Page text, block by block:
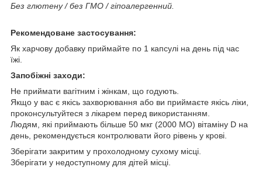
Без глютену / без ГМО / гіпоалергенний.
Рекомендоване застосування:
Як харчову добавку приймайте по 1 капсулі на день під час
їжі.
Запобіжні заходи:
Не приймати вагітним і жінкам, що годують.
Якщо у вас є якісь захворювання або ви приймаєте якісь ліки,
проконсультуйтеся з лікарем перед використанням.
Людям, які приймають більше 50 мкг (2000 МО) вітаміну D на
день, рекомендується контролювати його рівень у крові.
Зберігати закритим у прохолодному сухому місці.
Зберігати у недоступному для дітей місці.